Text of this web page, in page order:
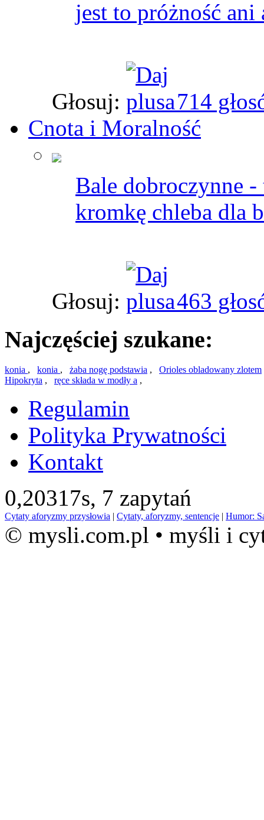
jest to próżność ani
Głosuj:
714
Cnota i Moralność
Bale dobroczynne
kromkę chleba dla
Głosuj: 463
Najczęściej szukane:
konia , konia , żaba nogę podstawia , Orioles obladowany zlotem
Hipokryta , ręce składa w modły a ,
Regulamin
Polityka Prywatności
Kontakt
0,20317s, 7 zapytań
Cytaty aforyzmy przysłowia | Cytaty, aforyzmy, sentencje | Humor:
© mysli.com.pl • myśli i